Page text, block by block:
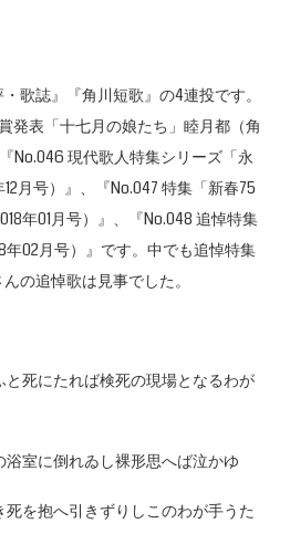
歌誌』『角川短歌』の4連投です。
発表「十七月の娘たち」睦月都（角
No.046 現代歌人特集シリーズ「永
月号）』、『No.047 特集「新春75
年01月号）』、『No.048 追悼特集
年02月号）』です。中でも追悼特集
の追悼歌は見事でした。
死にたれば検死の現場となるわが
室に倒れゐし裸形思へば泣かゆ
を抱へ引きずりしこのわが手うた